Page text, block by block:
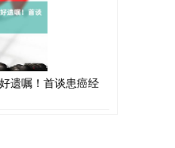
遗嘱！首谈患癌经